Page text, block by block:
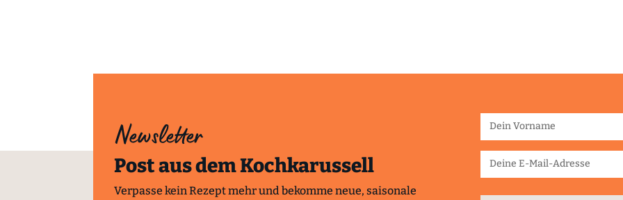
Newsletter
Post aus dem Kochkarussell
Verpasse kein Rezept mehr und bekomme neue, saisonale